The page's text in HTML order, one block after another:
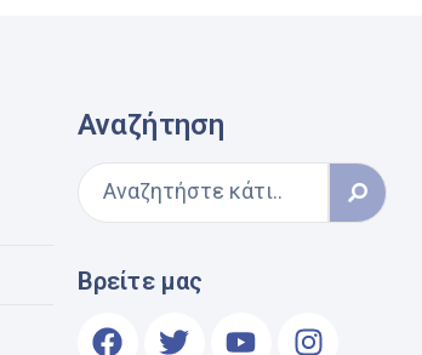
Αναζήτηση
Βρείτε μας